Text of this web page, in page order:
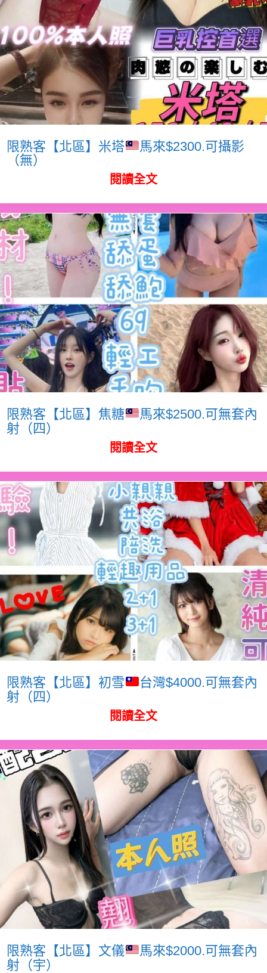
限熟客【北區】米塔
馬來$2300.可攝影
（無）
閱讀全文
限熟客【北區】焦糖
馬來$2500.可無套內
射（四）
閱讀全文
限熟客【北區】初雪
台灣$4000.可無套內
射（四）
閱讀全文
限熟客【北區】文儀
馬來$2000.可無套內
射（宇）